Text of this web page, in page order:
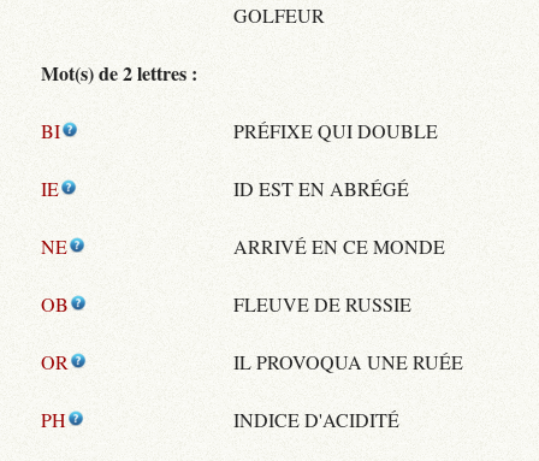
GOLFEUR
Mot(s) de 2 lettres :
BI PRÉFIXE QUI DOUBLE
IE ID EST EN ABRÉGÉ
NE ARRIVÉ EN CE MONDE
OB FLEUVE DE RUSSIE
OR IL PROVOQUA UNE RUÉE
PH INDICE D'ACIDITÉ